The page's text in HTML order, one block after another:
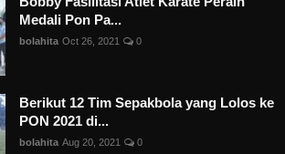
Medali Pon Pa...
bolahita Oct 26, 2021 0
Berikut 12 Tim Sepakbola yang Lolos ke
PON 2021 di...
bolahita Aug 20, 2021 0